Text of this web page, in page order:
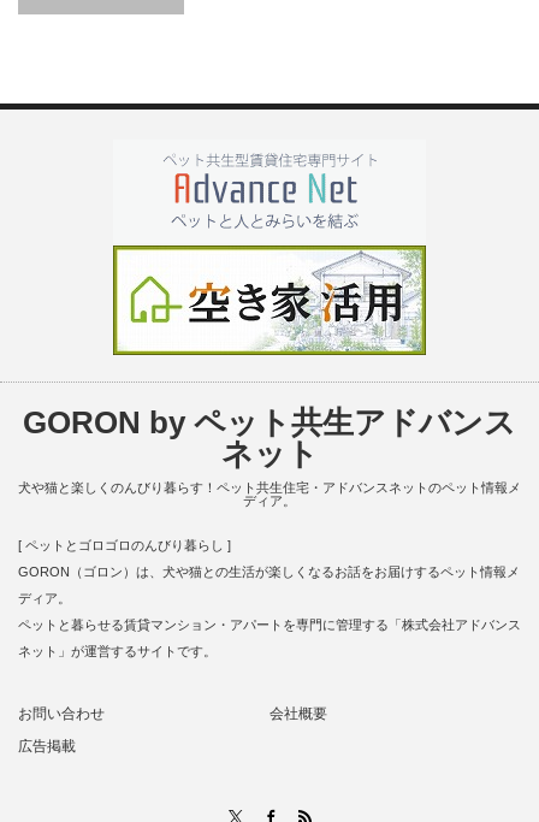
GORON by ペット共生アドバンス
ネット
犬や猫と楽しくのんびり暮らす！ペット共生住宅・アドバンスネットのペット情報メ
ディア。
[ ペットとゴロゴロのんびり暮らし ]
GORON（ゴロン）は、犬や猫との生活が楽しくなるお話をお届けするペット情報メ
ディア。
ペットと暮らせる賃貸マンション・アパートを専門に管理する「株式会社アドバンス
ネット」が運営するサイトです。
お問い合わせ
会社概要
広告掲載
Facebook